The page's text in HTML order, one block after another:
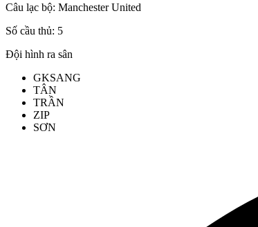
Câu lạc bộ: Manchester United
Số cầu thủ: 5
Đội hình ra sân
GKSANG
TÂN
TRẦN
ZIP
SƠN